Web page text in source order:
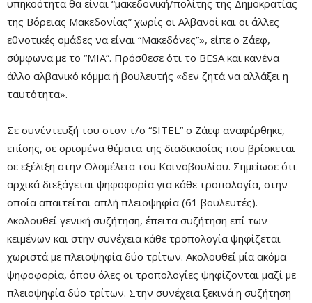
υπηκοότητα θα είναι “μακεδονική/πολίτης της Δημοκρατίας
της Βόρειας Μακεδονίας” χωρίς οι Αλβανοί και οι άλλες
εθνοτικές ομάδες να είναι “Μακεδόνες”», είπε ο Ζάεφ,
σύμφωνα με το “MIA”. Πρόσθεσε ότι το BESA και κανένα
άλλο αλβανικό κόμμα ή βουλευτής «δεν ζητά να αλλάξει η
ταυτότητα».
Σε συνέντευξή του στον τ/σ “SITEL” ο Ζάεφ αναφέρθηκε,
επίσης, σε ορισμένα θέματα της διαδικασίας που βρίσκεται
σε εξέλιξη στην Ολομέλεια του Κοινοβουλίου. Σημείωσε ότι
αρχικά διεξάγεται ψηφοφορία για κάθε τροπολογία, στην
οποία απαιτείται απλή πλειοψηφία (61 βουλευτές).
Ακολουθεί γενική συζήτηση, έπειτα συζήτηση επί των
κειμένων και στην συνέχεια κάθε τροπολογία ψηφίζεται
χωριστά με πλειοψηφία δύο τρίτων. Ακολουθεί μία ακόμα
ψηφοφορία, όπου όλες οι τροπολογίες ψηφίζονται μαζί με
πλειοψηφία δύο τρίτων. Στην συνέχεια ξεκινά η συζήτηση